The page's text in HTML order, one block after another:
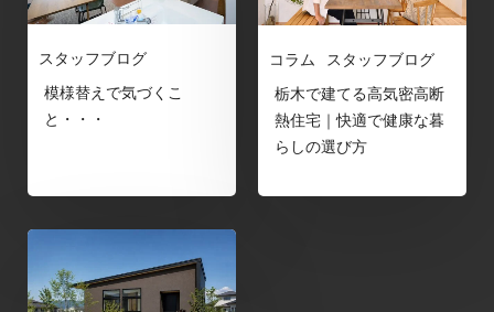
スタッフブログ
模様替えで気づくこ
と・・・
コラム スタッフブログ
栃木で建てる高気密高断
熱住宅｜快適で健康な暮
らしの選び方